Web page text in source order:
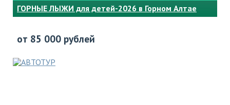
ГОРНЫЕ ЛЫЖИ для детей-2026 в Горном Алтае
от 85 000 рублей